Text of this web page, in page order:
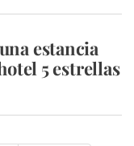
estancia
5 estrellas